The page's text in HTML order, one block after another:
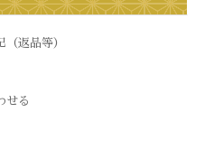
返品等）
せる